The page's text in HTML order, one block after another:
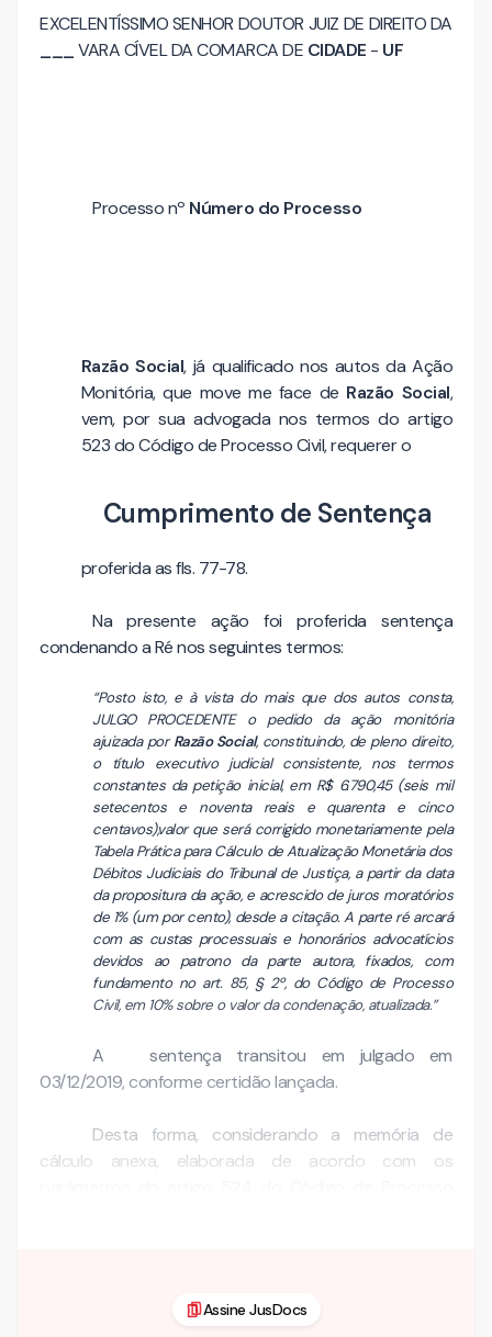
EXCELENTÍSSIMO SENHOR DOUTOR JUIZ DE DIREITO DA
VARA CÍVEL DA COMARCA DE CIDADE - UF
Processo nº Número do Processo
Razão Social, já qualificado nos autos da Ação
Monitória, que move me face de Razão Social,
vem, por sua advogada nos termos do artigo
523 do Código de Processo Civil, requerer o
Cumprimento de Sentença
proferida as fls. 77-78.
Na presente ação foi proferida sentença
condenando a Ré nos seguintes termos:
“Posto isto, e à vista do mais que dos autos consta,
JULGO PROCEDENTE o pedido da ação monitória
ajuizada porRazão Social, constituindo, de pleno direito,
o título executivo judicial consistente, nos termos
constantes da petição inicial, em R$ 6.790,45 (seis mil
setecentos e noventa reais e quarenta e cinco
centavos),valor que será corrigido monetariamente pela
Tabela Prática para Cálculo de Atualização Monetária dos
Débitos Judiciais do Tribunal de Justiça, a partir da data
da propositura da ação, e acrescido de juros moratórios
de 1% (um por cento), desde a citação. A parte ré arcará
com as custas processuais e honorários advocatícios
devidos ao patrono da parte autora, fixados, com
fundamento no art. 85, § 2º, do Código de Processo
Civil, em 10% sobre o valor da condenação, atualizada.”
A sentença transitou em julgado em
03/12/2019, conforme certidão lançada.
Desta forma, considerando a memória de
cálculo anexa, elaborada de acordo com os
Assine JusDocs